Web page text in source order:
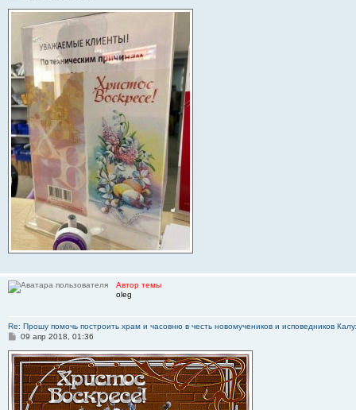
о
и
е
Автор темы
oleg
Re: Прошу помочь построить храм и часовню в честь новомучеников и исповедников
С
о
б
щ
е
н
и
09 апр 2018, 01:36